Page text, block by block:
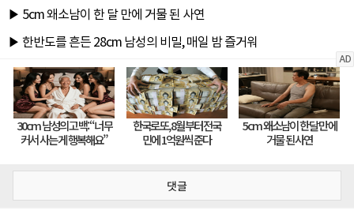
댓글